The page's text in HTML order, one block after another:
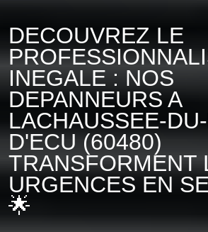
DECOUVREZ LE
INEGALE : NOS
DEPANNEURS A
LACHAUSSEE-
D'ECU (60480)
TRANSFORMENT
URGENCES EN
🌟